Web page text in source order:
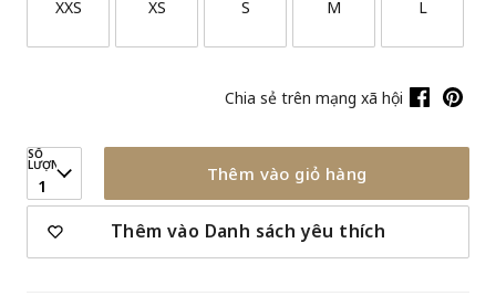
XXS XS S M L
Chia sẻ trên mạng xã hội
SỐ
LƯỢNG
1
Thêm vào giỏ hàng
Thêm vào Danh sách yêu thích